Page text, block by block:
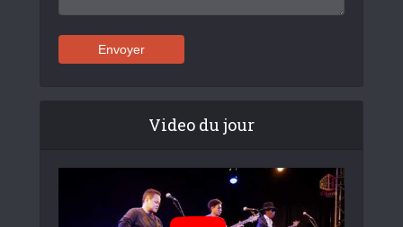
Video du jour